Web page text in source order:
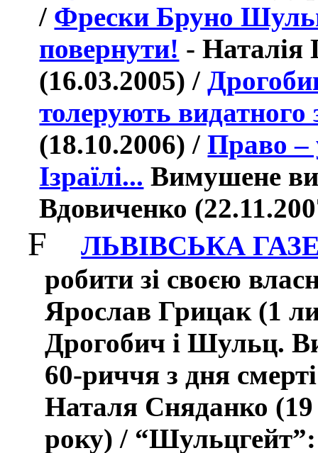
/ Фрески Бруно
повернути! - Наталія
(16.03.2005) /
толерують видатного
(18.10.2006) /Право –
Ізраїлі... Вимушене
Вдовиченко
F
ЛЬВІВСЬКА
робити зі своєю
Ярослав Грицак (1
Дрогобич і Шульц.
60-риччя з дня
Наталя Сняданко (19
року)/